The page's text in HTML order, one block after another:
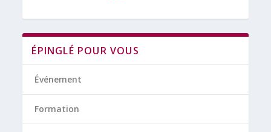
ÉPINGLÉ POUR VOUS
Événement
Formation